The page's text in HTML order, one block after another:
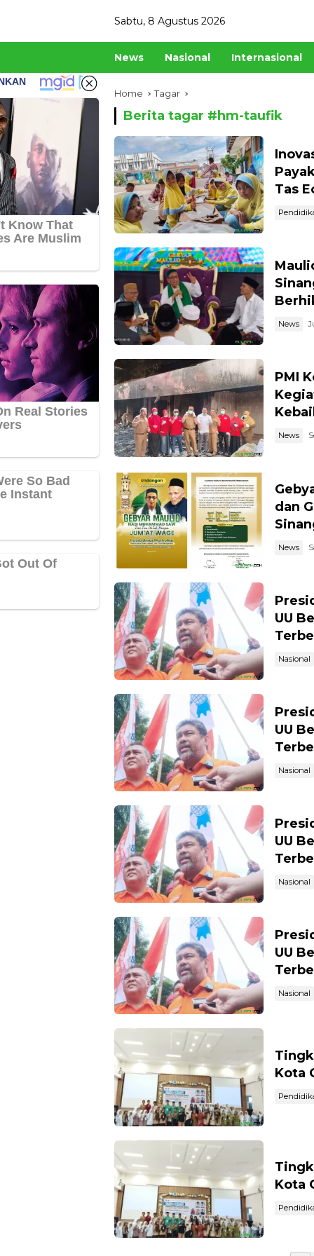
Sabtu, 8 Agustus 2026
News Nasional Internasional
Home Tagar
Berita tagar #hm-taufik
Tas
News
PMI
News
dan
News
UU
Nasional
UU
Nasional
UU
Nasional
UU
Nasional
Kota
Kota